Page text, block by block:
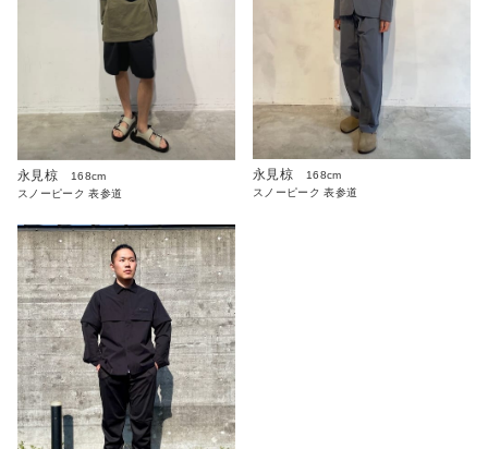
永見椋
168cm
スノーピーク 表参道
永見椋
168cm
スノーピーク 表参道